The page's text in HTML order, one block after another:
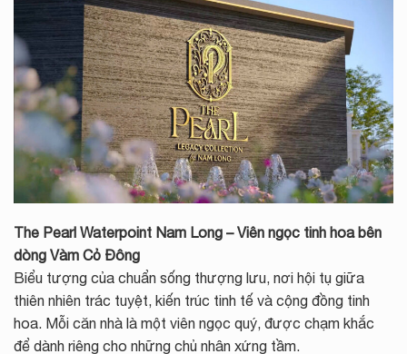
The Pearl Waterpoint Nam Long – Viên ngọc tinh hoa bên
dòng Vàm Cỏ Đông
Biểu tượng của chuẩn sống thượng lưu, nơi hội tụ giữa
thiên nhiên trác tuyệt, kiến trúc tinh tế và cộng đồng tinh
hoa. Mỗi căn nhà là một viên ngọc quý, được chạm khắc
để dành riêng cho những chủ nhân xứng tầm.